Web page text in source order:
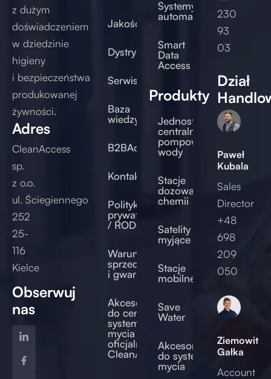
z dużym
doświadczeniem
w dziedzinie
higieny
i bezpieczeństwa
produkowanej
żywności.
Adres
CleanAccess
sp.
z o.o.
ul. Ściegiennego
252
25-
116
Kielce
Obserwuj
nas
Jakość
Dystrybucja
Serwis/Doradztwo
Baza
wiedzy
B2BAccess
Kontakt
Polityka
prywatności
/ RODO
Warunki
sprzedaży
i gwarancji
Akcesoria
do centralnych
systemów
mycia –
oficjalny sklep
CleanAccess
Systemy
automatyczne
Smart
Data
Access
Produkty
Jednostki
centralne
pompowe
wody
Stacje
dozowania
chemii
Satelity
myjące
Stacje
mobilne
Save
Water
Akcesoria
do systemów
mycia
230
93
03
Dział
Paweł
Kubala
Sales
Director
+48
698
209
050
Ziemowit
Gałka
Account